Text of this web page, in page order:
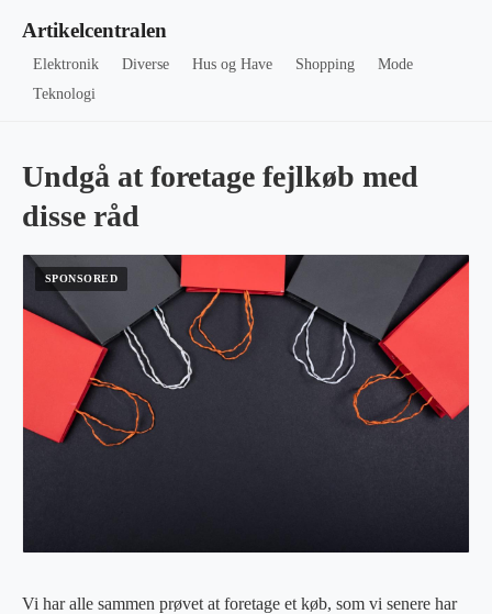
Artikelcentralen
Elektronik Diverse Hus og Have Shopping
Mode
Teknologi
Undgå at foretage fejlkøb med
disse råd
Vi har alle sammen prøvet at foretage et køb, som vi senere har